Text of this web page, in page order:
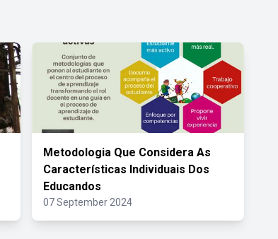
Metodologia Que Considera As
Características Individuais Dos
Educandos
07 September 2024